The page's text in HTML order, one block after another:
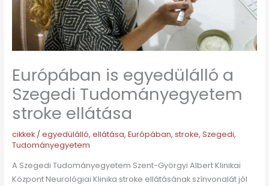
Európában is egyedülálló a
Szegedi Tudományegyetem
stroke ellátása
cikkek/ egyedülálló, ellátása, Európában, stroke, Szegedi,
Tudományegyetem
A Szegedi Tudományegyetem Szent-Györgyi Albert Klinikai
Központ Neurológiai Klinika stroke ellátásának színvonalát jól